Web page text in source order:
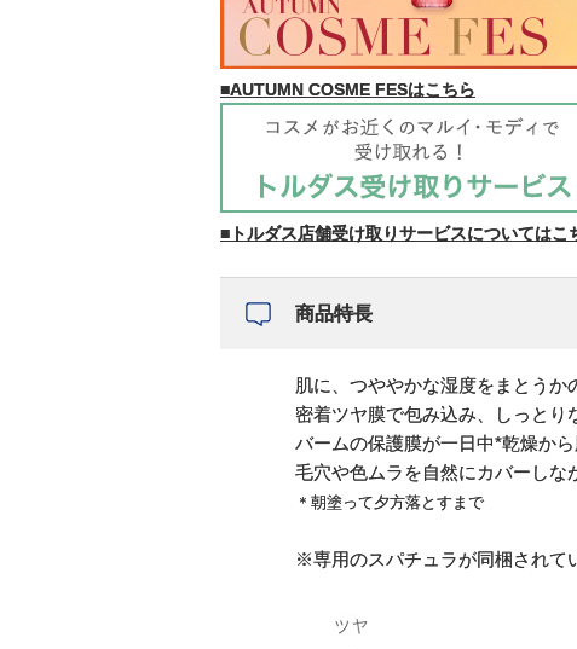
■AUTUMN COSME FESはこちら
■トルダス店舗受け取りサービスについてはこ
商品特長
肌に、つややかな湿度をまとうか
密着ツヤ膜で包み込み、しっとり
バームの保護膜が一日中*乾燥か
毛穴や色ムラを自然にカバーしな
＊朝塗って夕方落とすまで
※専用のスパチュラが同梱されて